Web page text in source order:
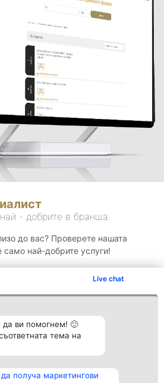
Live chat
да ви помогнем! 🙂
тема на
получа маркетингови
- добрите в бранша.
до вас? Проверете нашата
само най-добрите услуги!
Класация Контакти